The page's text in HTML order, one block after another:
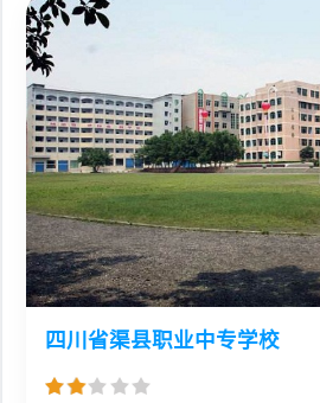
四川省渠县职业中专学校